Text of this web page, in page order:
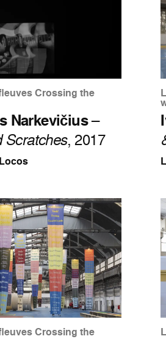
Crossing the
Narkevičius–
Scratches, 2017
Crossing the